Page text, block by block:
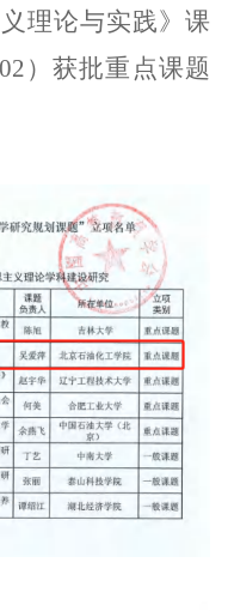
理论与实践》课
）获批重点课题